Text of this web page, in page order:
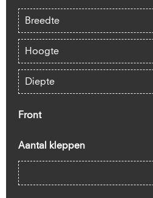
Front
Aantal kleppen